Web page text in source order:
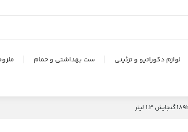
لوازم دکوراتیو و تزئینی ست بهداشتی و حمام